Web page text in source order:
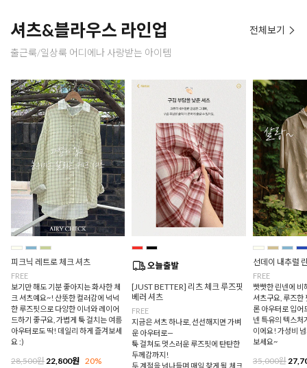
셔츠&블라우스 라인업
출근룩/일상룩 어디에나 사랑받는 아이템
전체보기
피크닉 레트로 체크 셔츠
FREE
보기만 해도 기분 좋아지는 화사한 체
크 셔츠예요~! 산뜻한 컬러감에 넉넉
한 루즈핏으로 다양한 이너와 레이어
드하기 좋구요, 가볍게 툭 걸치는 여름
아우터로도 딱! 데일리 하게 즐겨보세
요 :)
28,500원 22,800원 20%
[JUST BETTER] 리츠 체크 루즈핏
베러 셔츠
FREE
지금은 셔츠 하나로, 선선해지면 가벼
운 아우터로—
툭 걸쳐도 멋스러운 루즈핏에 탄탄한
두께감까지!
두 계절을 넘나들며 매일 찾게 될 체크
선데이 내추럴
FREE
빳빳한 린넨에 비
셔츠구요, 루즈한
론 아우터로 입어
넨 특유의 텍스처
이에요! 가성비
보세요~
35,000원